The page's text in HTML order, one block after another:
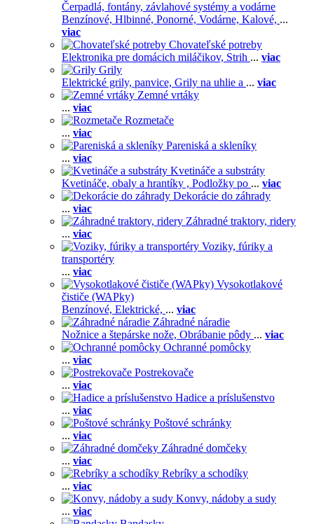
Čerpadlá, fontány, závlahové systémy a vodárne
Benzínové, Hlbinné, Ponorné, Vodárne, Kalové, ...
viac
Chovateľské potreby
Elektronika pre domácich miláčikov, Strih ... viac
Grily
Elektrické grily, panvice, Grily na uhlie a ... viac
Zemné vrtáky
... viac
Rozmetače
... viac
Pareniská a skleníky
... viac
Kvetináče a substráty
Kvetináče, obaly a hrantíky , Podložky po ... viac
Dekorácie do záhrady
... viac
Záhradné traktory, ridery
... viac
Voziky, fúriky a
transportéry
... viac
Vysokotlakové
čističe (WAPky)
Benzínové, Elektrické, ... viac
Záhradné náradie
Nožnice a štepárske nože, Obrábanie pôdy ... viac
Ochranné pomôcky
... viac
Postrekovače
... viac
Hadice a príslušenstvo
... viac
Poštové schránky
... viac
Záhradné domčeky
... viac
Rebríky a schodíky
... viac
Konvy, nádoby a sudy
... viac